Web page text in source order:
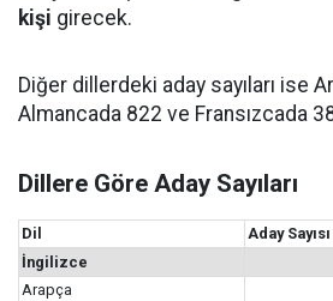
kişi girecek.
Diğer dillerdeki aday sayıları ise
Almancada 822 ve Fransızcada
Dillere Göre Aday Sayıları
Dil
Aday Sayısı
İngilizce
Arapça